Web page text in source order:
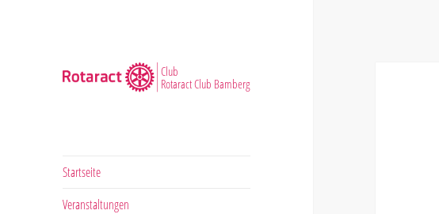
Club
Rotaract Club Bamberg
Startseite
Veranstaltungen